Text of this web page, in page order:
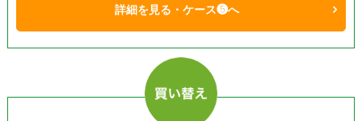
詳細を見る・ケース❺へ